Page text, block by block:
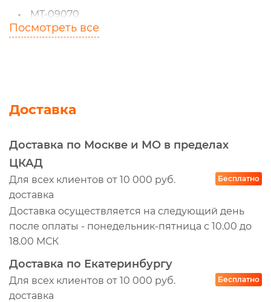
MT-09070
MT09070
1109070-76AA
К2845
110907076A
CK8633A
LEO101368B
110907055A
110906055A
KL2845
KL2847
Посмотреть все
Доставка
Доставка по Москве и МО в пределах
ЦКАД
Для всех клиентов от 10 000 руб.
доставка
Бесплатно
Доставка осуществляется на следующий день
после оплаты - понедельник-пятница с 10.00 до
18.00 МСК
Доставка по Екатеринбургу
Для всех клиентов от 10 000 руб.
доставка
Бесплатно